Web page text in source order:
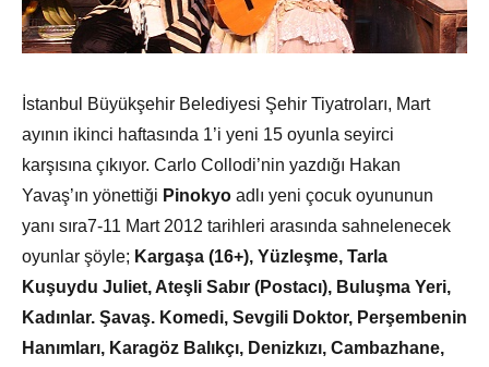
İstanbul Büyükşehir Belediyesi Şehir Tiyatroları, Mart
ayının ikinci haftasında 1’i yeni 15 oyunla seyirci
karşısına çıkıyor. Carlo Collodi’nin yazdığı Hakan
Yavaş’ın yönettiği Pinokyo adlı yeni çocuk oyununun
yanı sıra7-11 Mart 2012 tarihleri arasında sahnelenecek
oyunlar şöyle; Kargaşa (16+), Yüzleşme, Tarla
Kuşuydu Juliet, Ateşli Sabır (Postacı), Buluşma Yeri,
Kadınlar. Şavaş. Komedi, Sevgili Doktor, Perşembenin
Hanımları, Karagöz Balıkçı, Denizkızı, Cambazhane,